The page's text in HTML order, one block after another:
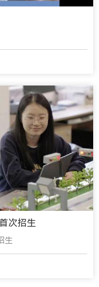
次招生
生